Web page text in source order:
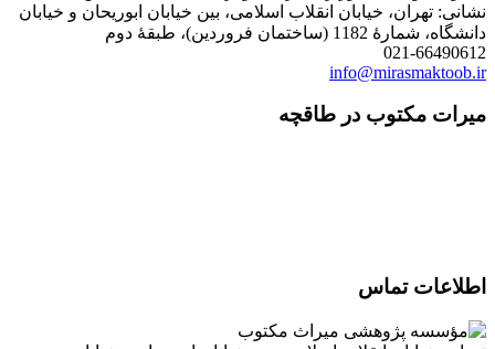
نشانی: تهران، خیابان انقلاب اسلامی، بین خیابان ابوریحان و خیابان
دانشگاه، شمارۀ 1182 (ساختمان فروردین)، طبقۀ دوم
021-66490612
info@mirasmaktoob.ir
میرات مکتوب در طاقچه
اطلاعات تماس